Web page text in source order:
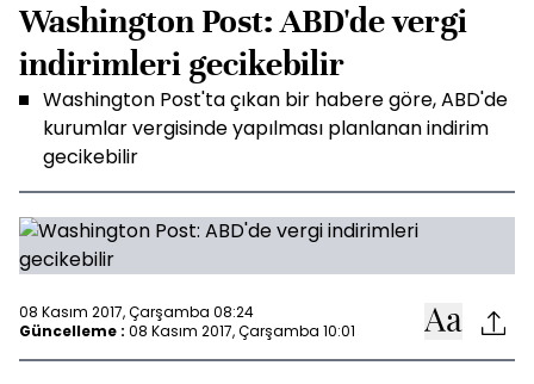
Washington Post: ABD'de vergi
indirimleri gecikebilir
Washington Post'ta çıkan bir habere göre, ABD'de
kurumlar vergisinde yapılması planlanan indirim
gecikebilir
08 Kasım 2017, Çarşamba 08:24
Güncelleme : 08 Kasım 2017, Çarşamba 10:01